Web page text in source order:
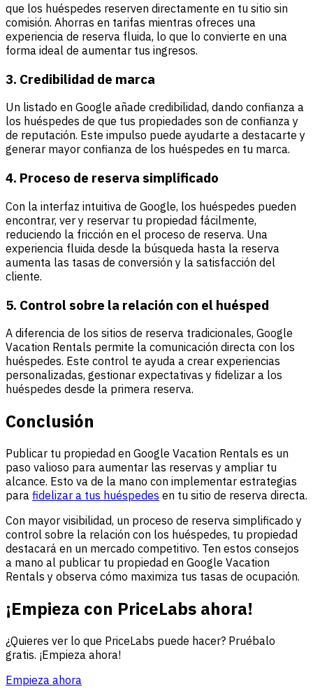
que los huéspedes reserven directamente en tu sitio sin
comisión. Ahorras en tarifas mientras ofreces una
experiencia de reserva fluida, lo que lo convierte en una
forma ideal de aumentar tus ingresos.
3. Credibilidad de marca
Un listado en Google añade credibilidad, dando confianza a
los huéspedes de que tus propiedades son de confianza y
de reputación. Este impulso puede ayudarte a destacarte y
generar mayor confianza de los huéspedes en tu marca.
4. Proceso de reserva simplificado
Con la interfaz intuitiva de Google, los huéspedes pueden
encontrar, ver y reservar tu propiedad fácilmente,
reduciendo la fricción en el proceso de reserva. Una
experiencia fluida desde la búsqueda hasta la reserva
aumenta las tasas de conversión y la satisfacción del
cliente.
5. Control sobre la relación con el huésped
A diferencia de los sitios de reserva tradicionales, Google
Vacation Rentals permite la comunicación directa con los
huéspedes. Este control te ayuda a crear experiencias
personalizadas, gestionar expectativas y fidelizar a los
huéspedes desde la primera reserva.
Conclusión
Publicar tu propiedad en Google Vacation Rentals es un
paso valioso para aumentar las reservas y ampliar tu
alcance. Esto va de la mano con implementar estrategias
para fidelizar a tus huéspedes en tu sitio de reserva directa.
Con mayor visibilidad, un proceso de reserva simplificado y
control sobre la relación con los huéspedes, tu propiedad
destacará en un mercado competitivo. Ten estos consejos
a mano al publicar tu propiedad en Google Vacation
Rentals y observa cómo maximiza tus tasas de ocupación.
¡Empieza con PriceLabs ahora!
¿Quieres ver lo que PriceLabs puede hacer? Pruébalo
gratis. ¡Empieza ahora!
Empieza ahora